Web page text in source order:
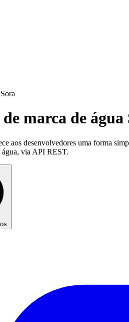
marca de água
aos desenvolvedores uma forma
água, via API REST.